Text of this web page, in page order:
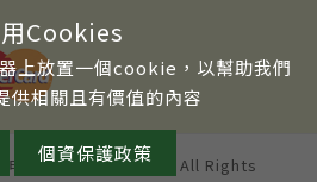
甲數位科技有限公司 All Rights
Cookies
上放置一個cookie，以幫助我們
供相關且有價值的內容
個資保護政策